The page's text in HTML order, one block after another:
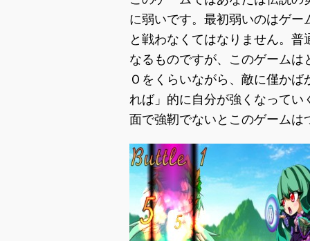
に弱いです。最初弱いのはゲ
と戦わなくてはなりません。
なるものですが、このゲーム
Ｏをくらいながら、敵に僅か
れば」的に自分が強くなって
面で強靭でないとこのゲームは